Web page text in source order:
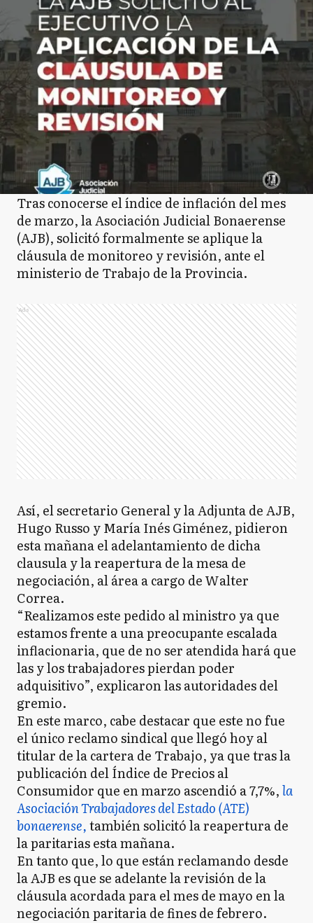
Tras conocerse el índice de inflación del mes
de marzo, la Asociación Judicial Bonaerense
(AJB), solicitó formalmente se aplique la
cláusula de monitoreo y revisión, ante el
ministerio de Trabajo de la Provincia.
Ads
Así, el secretario General y la Adjunta de AJB,
Hugo Russo y María Inés Giménez, pidieron
esta mañana el adelantamiento de dicha
clausula y la reapertura de la mesa de
negociación, al área a cargo de Walter
Correa.
“Realizamos este pedido al ministro ya que
estamos frente a una preocupante escalada
inflacionaria, que de no ser atendida hará que
las y los trabajadores pierdan poder
adquisitivo”, explicaron las autoridades del
gremio.
En este marco, cabe destacar que este no fue
el único reclamo sindical que llegó hoy al
titular de la cartera de Trabajo, ya que tras la
publicación del Índice de Precios al
Consumidor que en marzo ascendió a 7,7%,la
Asociación Trabajadores del Estado (ATE)
bonaerense,también solicitó la reapertura de
la paritarias esta mañana.
En tanto que, lo que están reclamando desde
la AJB es que se adelante la revisión de la
cláusula acordada para el mes de mayo en la
negociación paritaria de fines de febrero.